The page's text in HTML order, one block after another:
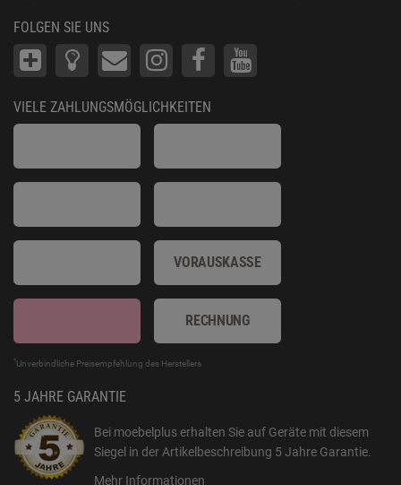
FOLGEN SIE UNS
VIELE ZAHLUNGSMÖGLICHKEITEN
VORAUSKASSE
RECHNUNG
*Unverbindliche Preisempfehlung des Herstellers
5 JAHRE GARANTIE
Bei moebelplus erhalten Sie auf Geräte mit diesem
Siegel in der Artikelbeschreibung 5 Jahre Garantie.
Mehr Informationen